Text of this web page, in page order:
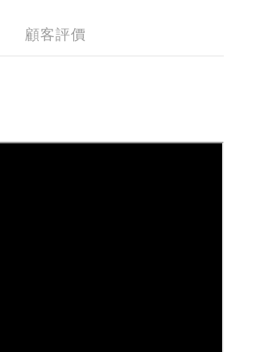
顧客評價